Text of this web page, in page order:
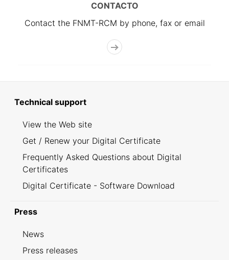
CONTACTO
Contact the FNMT-RCM by phone, fax or email
Technical support
View the Web site
Get / Renew your Digital Certificate
Frequently Asked Questions about Digital
Certificates
Digital Certificate - Software Download
Press
News
Press releases